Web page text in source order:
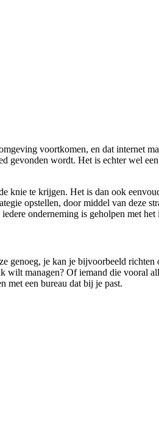
voortkomen, en dat internet
gevonden wordt. Het is echter wel
knie te krijgen. Het is dan ook
opstellen, door middel van deze
onderneming is geholpen met
je kan je bijvoorbeeld
managen? Of iemand die vooral
met een bureau dat bij je past.